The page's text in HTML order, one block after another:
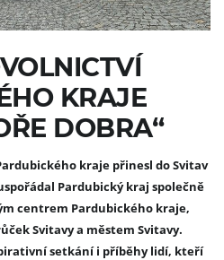
KRAJE
DOBRA“
kraje přinesl do Svitav
Pardubický kraj společně
centrem Pardubického kraje,
Svitavy a městem Svitavy.
setkání i příběhy lidí, kteří